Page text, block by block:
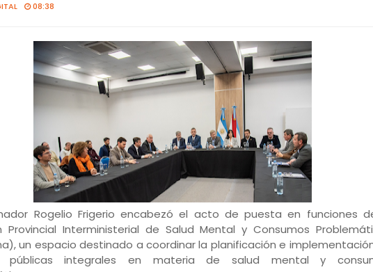
08:38
Rogelio Frigerio encabezó el acto de puesta en funciones
Provincial Interministerial de Salud Mental y Consumos
un espacio destinado a coordinar la planificación e
públicas integrales en materia de salud mental y